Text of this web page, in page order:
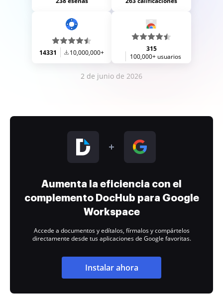
14331 10,000,000+
315
100,000+ usuarios
2 de junio de 2026
Aumenta la eficiencia con el
complemento DocHub para Google
Workspace
Accede a documentos y edítalos, fírmalos y compártelos
directamente desde tus aplicaciones de Google favoritas.
Instalar ahora